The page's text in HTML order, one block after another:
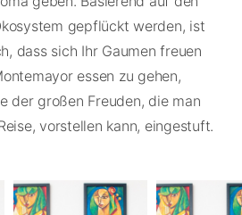
gepflückt werden, ist
dass sich Ihr Gaumen freuen
essen zu gehen,
der großen Freuden, die man
vorstellen kann, eingestuft.